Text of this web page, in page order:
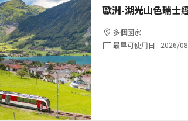
歐洲-湖光山色瑞士
多個國家
最早可使用日 : 2026/